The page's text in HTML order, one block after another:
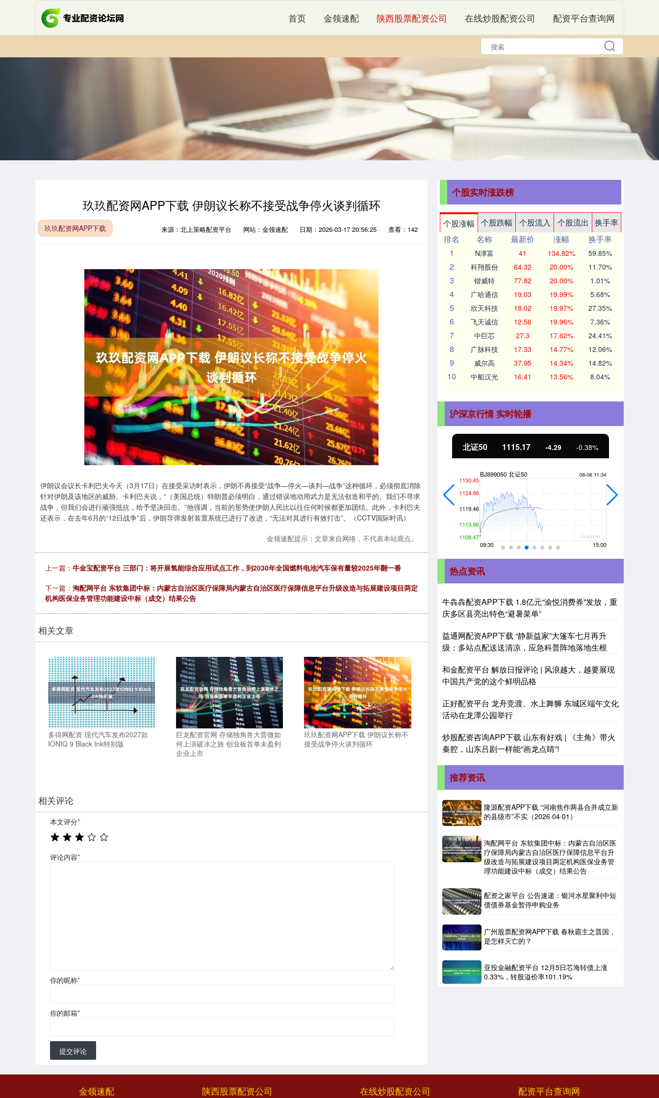
首页 金领速配 陕西股票配资公司 在线炒股配资公司 配资平台查询网
玖玖配资网APP下载 伊朗议长称不接受战争停火谈判循环
玖玖配资网APP下载 来源：北上策略配资平台 网站：金领速配 日期：2026-03-17 20:56:25 查看：142
伊朗议会议长卡利巴夫今天（3月17日）在接受采访时表示，伊朗不再接受“战争—停火—谈判—战争”这种循环，必须彻底消除
针对伊朗及该地区的威胁。卡利巴夫说，“（美国总统）特朗普必须明白，通过错误地动用武力是无法创造和平的。我们不寻求
战争，但我们会进行顽强抵抗，给予坚决回击。”他强调，当前的形势使伊朗人民比以往任何时候都更加团结。此外，卡利巴夫
还表示，在去年6月的“12日战争”后，伊朗导弹发射装置系统已进行了改进，“无法对其进行有效打击”。（CCTV国际时讯）
金领速配提示：文章来自网络，不代表本站观点。
上一篇： 牛金宝配资平台 三部门：将开展氢能综合应用试点工作，到2030年全国燃料电池汽车保有量较2025年翻一番
下一篇： 淘配网平台 东软集团中标：内蒙古自治区医疗保障局内蒙古自治区医疗保障信息平台升级改造与拓展建设项目两定
机构医保业务管理功能建设中标（成交）结果公告
相关文章
多得网配资 现代汽车发布2027款
IONIQ 9 Black Ink特别版
巨龙配资官网 存储独角兽大普微如
何上演破冰之旅 创业板首单未盈利
企业上市
玖玖配资网APP下载 伊朗议长称不
接受战争停火谈判循环
相关评论
本文评分*
评论内容*
你的昵称*
你的邮箱*
提交评论
个股实时涨跌榜
个股涨幅 个股跌幅 个股流入 个股流出
换手率
排名
名称 最新价 涨幅
换手率
1
N津富 41 134.82% 59.85%
2 科翔股份 64.32 20.00% 11.70%
3 锴威特 77.82 20.00% 1.01%
4 广哈通信 19.03 19.99% 5.68%
5 欣天科技 18.02 19.97% 27.35%
6 飞天诚信 12.56 19.96% 7.36%
7 中巨芯 27.3 17.62% 24.41%
8 广脉科技 17.33 14.77% 12.06%
9 威尔高 37.95 14.34% 14.82%
10 中船汉光 16.41 13.56% 8.04%
沪深京行情 实时轮播
深证成指 14070.78 -73.43 -0.52% 沪深300 4637.89 -20.27 北证50 1115.17 -4.29 -0.38%
热点资讯
牛犇犇配资APP下载 1.8亿元“渝悦消费券”发放，重
庆多区县亮出特色“避暑菜单”
益通网配资APP下载 “静新益家”大篷车七月再升
级：多站点配送送清凉，应急科普阵地落地生根
和金配资平台 解放日报评论 | 风浪越大，越要展现
中国共产党的这个鲜明品格
正好配资平台 龙舟竞渡、水上舞狮 东城区端午文化
活动在龙潭公园举行
炒股配资咨询APP下载 山东有好戏 | 《主角》带火
秦腔，山东吕剧一样能“画龙点睛”!
推荐资讯
隆源配资APP下载 “河南焦作两县合并成立新
的县级市”不实（2026·04·01）
淘配网平台 东软集团中标：内蒙古自治区医
疗保障局内蒙古自治区医疗保障信息平台升
级改造与拓展建设项目两定机构医保业务管
理功能建设中标（成交）结果公告
配资之家平台 公告速递：银河水星聚利中短
债债券基金暂停申购业务
广州股票配资网APP下载 春秋霸主之晋国，
是怎样灭亡的？
亚投金融配资平台 12月5日芯海转债上涨
0.33%，转股溢价率101.19%
金领速配 陕西股票配资公司 在线炒股配资公司 配资平台查询网